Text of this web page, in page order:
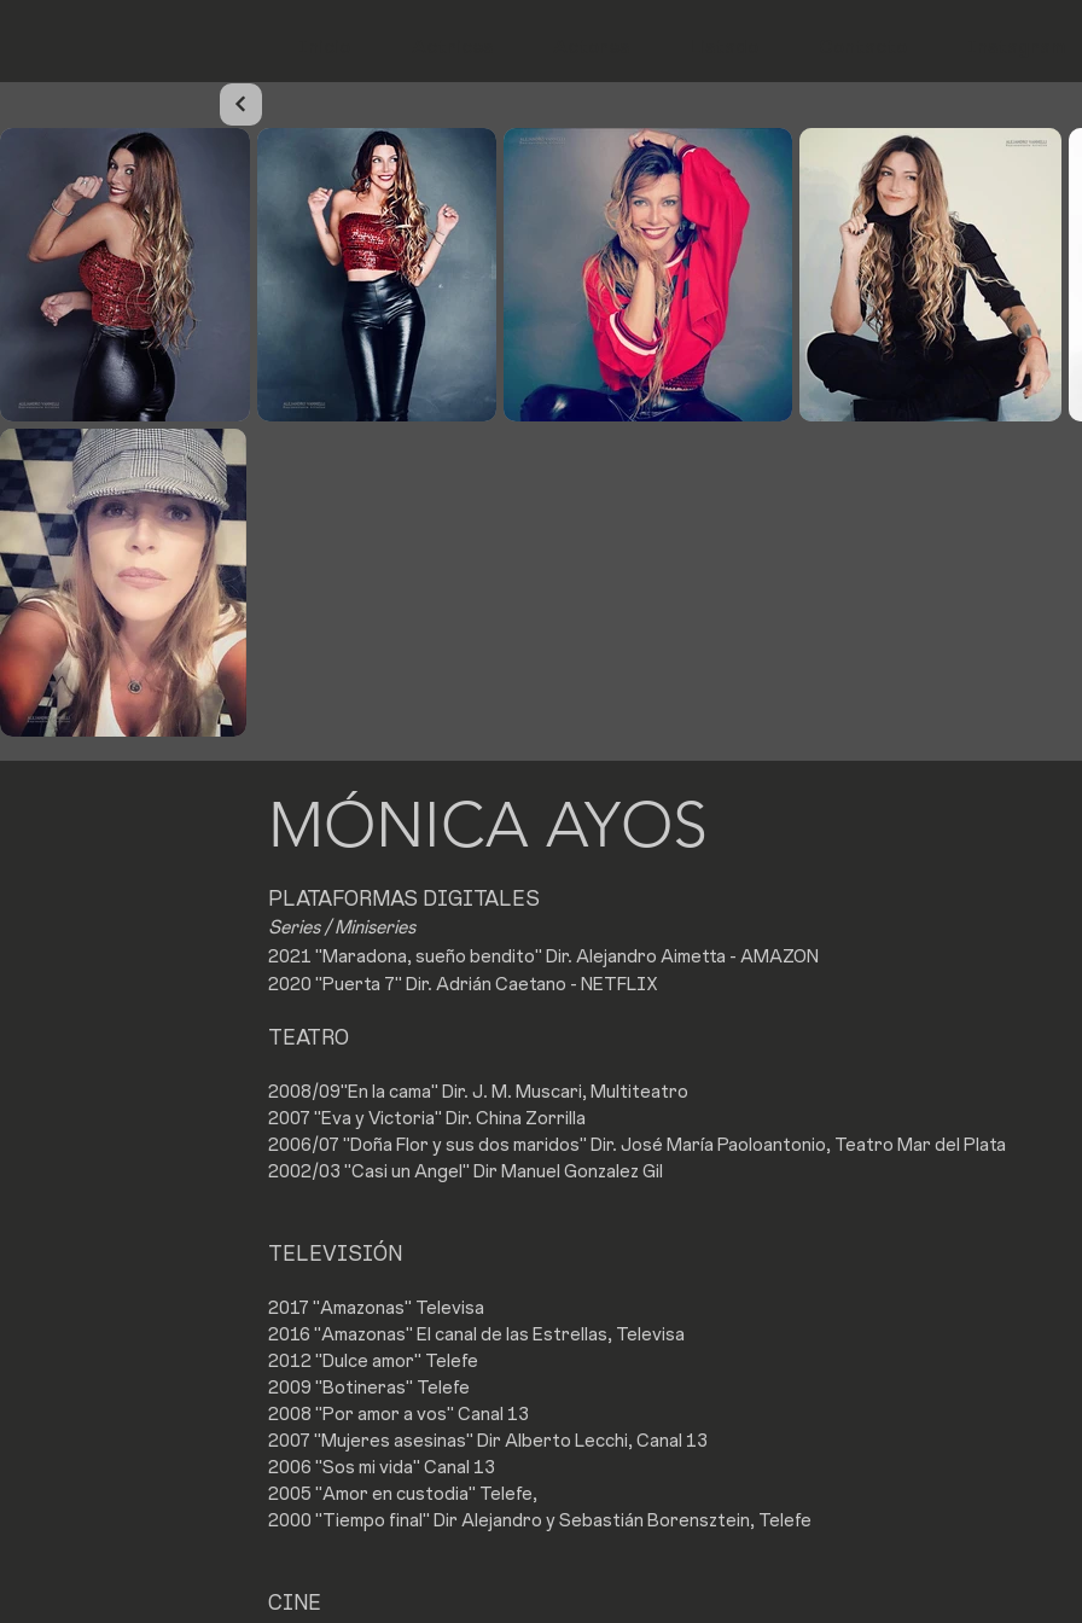
MÓNICA AYOS
PLATAFORMAS DIGITALES
Series / Miniseries
2021 "Maradona, sueño bendito" Dir. Alejandro Aimetta - AMAZON
2020 "Puerta 7" Dir. Adrián Caetano - NETFLIX
TEATRO
2008/09"En la cama" Dir. J. M. Muscari, Multiteatro
2007 "Eva y Victoria" Dir. China Zorrilla
2006/07 "Doña Flor y sus dos maridos" Dir. José María Paoloantonio, Teatro Mar del Plata
2002/03 "Casi un Angel" Dir Manuel Gonzalez Gil
TELEVISIÓN
2017 "Amazonas" Televisa
2016 "Amazonas" El canal de las Estrellas, Televisa
2012 "Dulce amor" Telefe
2009 "Botineras" Telefe
2008 "Por amor a vos" Canal 13
2007 "Mujeres asesinas" Dir Alberto Lecchi, Canal 13
2006 "Sos mi vida" Canal 13
2005 "Amor en custodia" Telefe,
2000 "Tiempo final" Dir Alejandro y Sebastián Borensztein, Telefe
CINE